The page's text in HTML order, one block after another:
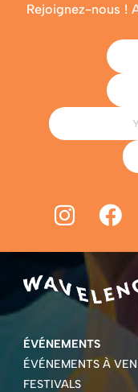
Rejoignez-nous !
ÉVÉNEMENTS
ÉVÉNEMENTS À
FESTIVALS